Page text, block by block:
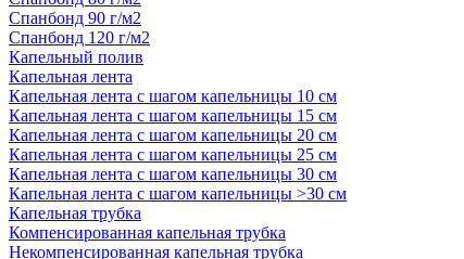
Спанбонд 90 г/м2
Спанбонд 120 г/м2
Капельный полив
Капельная лента
Капельная лента с шагом капельницы 10 см
Капельная лента с шагом капельницы 15 см
Капельная лента с шагом капельницы 20 см
Капельная лента с шагом капельницы 25 см
Капельная лента с шагом капельницы 30 см
Капельная лента с шагом капельницы >30 см
Капельная трубка
Компенсированная капельная трубка
Некомпенсированная капельная трубка